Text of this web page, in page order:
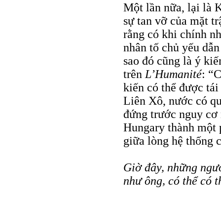
Một lần nữa, lại là
sự tan vỡ của mặt
rằng có khi chính
nhân tố chủ yếu
sao đó cũng là ý
trên L’Humanité:
kiến có thể được tái
Liên Xô, nước có
đứng trước nguy cơ
Hungary thành một
giữa lòng hệ thống
Giờ đây, những
như ông, có thể có